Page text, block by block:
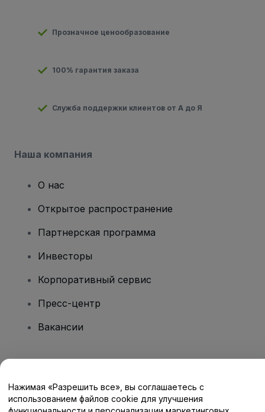
Прозначное ценообразование
100% гарантия заказа
Служба поддержки клиентов от А до Я
Наша компания
О нас
Открытое распространение
Партнерская программа
Инвесторы
Корпоративный сервис
Пресс-центр
Вакансии
Центр помощи / Свяжитесь с нами
Нажимая «Разрешить все», вы соглашаетесь с
использованием файлов cookie для улучшения